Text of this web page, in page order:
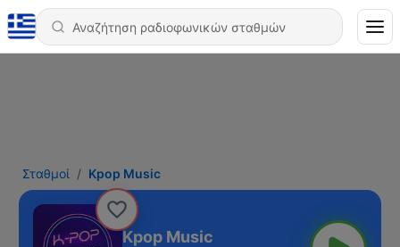
Σταθμοί Kpop Music
Kpop Music